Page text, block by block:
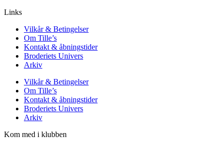
Links
Vilkår & Betingelser
Om Tille’s
Kontakt & åbningstider
Broderiets Univers
Arkiv
Vilkår & Betingelser
Om Tille’s
Kontakt & åbningstider
Broderiets Univers
Arkiv
Kom med i klubben